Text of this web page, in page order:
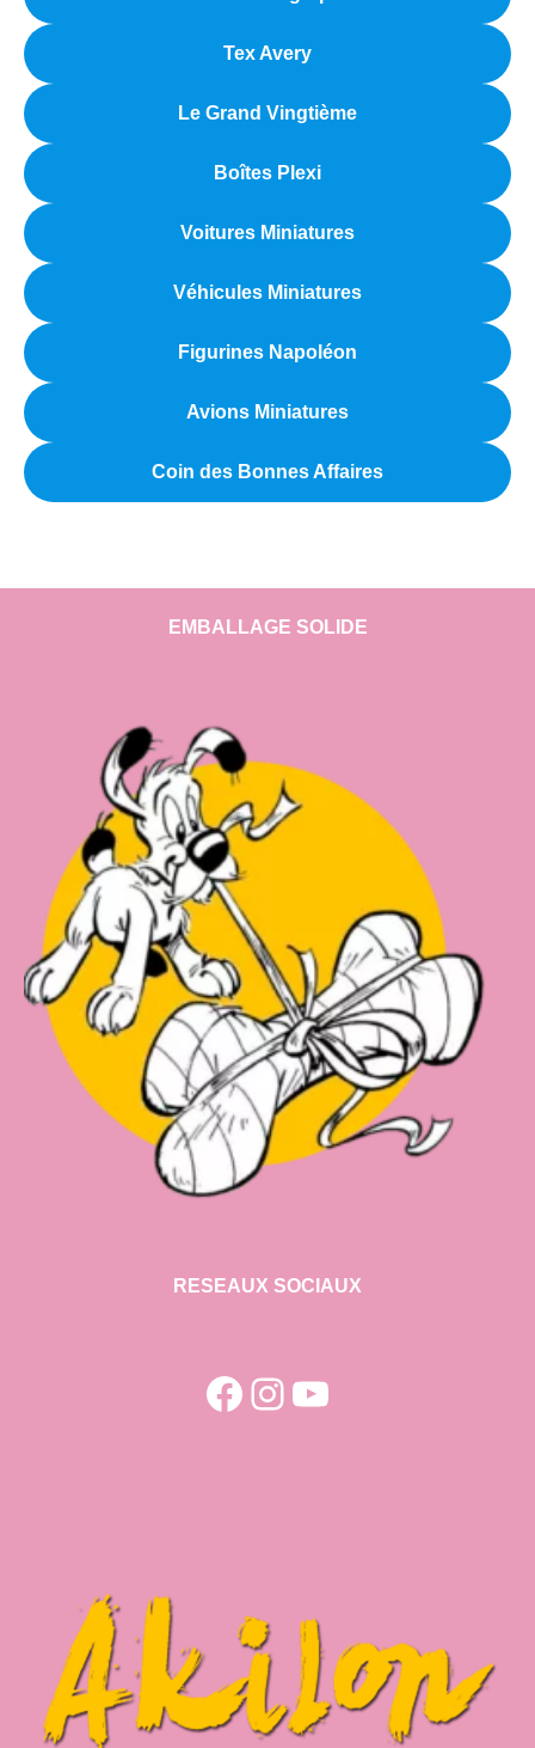
Tex Avery
Le Grand Vingtième
Boîtes Plexi
Voitures Miniatures
Véhicules Miniatures
Figurines Napoléon
Avions Miniatures
Coin des Bonnes Affaires
EMBALLAGE SOLIDE
RESEAUX SOCIAUX
Facebook
Instagram
YouTube